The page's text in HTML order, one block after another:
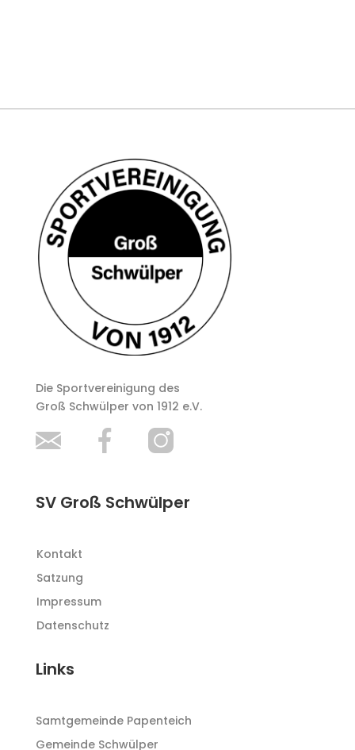
Die Sportvereinigung des
Groß Schwülper von 1912 e.V.
SV Groß Schwülper
Kontakt
Satzung
Impressum
Datenschutz
Links
Samtgemeinde Papenteich
Gemeinde Schwülper